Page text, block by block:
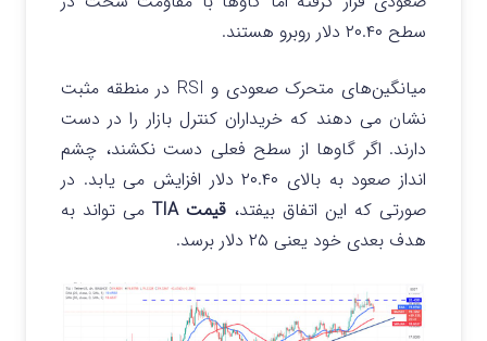
سطح ۲۰.۴۰ دلار روبرو هستند.
میانگین‌های متحرک صعودی و RSI در منطقه مثبت
نشان می دهند که خریداران کنترل بازار را در دست
دارند. اگر گاوها از سطح فعلی دست نکشند، چشم
انداز صعود به بالای ۲۰.۴۰ دلار افزایش می یابد. در
صورتی که این اتفاق بیفتد، قیمت TIA
می تواند به
هدف بعدی خود یعنی ۲۵ دلار برسد.